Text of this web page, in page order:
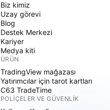
Biz kimiz
Uzay görevi
Blog
Destek Merkezi
Kariyer
Medya kiti
ÜRÜN
TradingView mağazası
Yatırımcılar için tarot kartları
C63 TradeTime
POLIÇELER VE GÜVENLIK